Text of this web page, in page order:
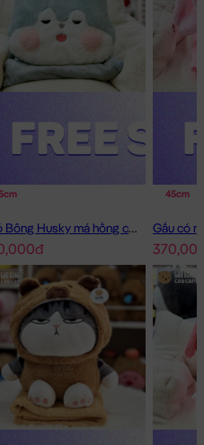
Chó Bông Husky má hồng có mền 2in1
45cm